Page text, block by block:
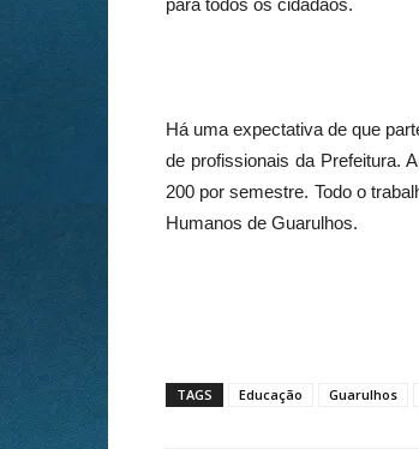
para todos os cidadãos.
Há uma expectativa de que
de profissionais da Prefeitura.
200 por semestre. Todo o
Humanos de Guarulhos.
TAGS Educação Guarulhos